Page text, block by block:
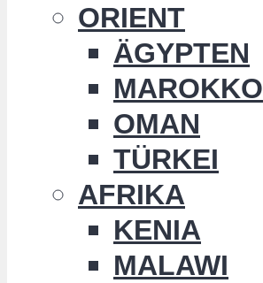
ORIENT
ÄGYPTEN
MAROKKO
OMAN
TÜRKEI
AFRIKA
KENIA
MALAWI